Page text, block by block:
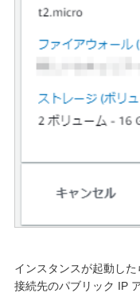
インスタンスが起動した
接続先のパブリック IP